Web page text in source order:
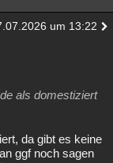
um 13:22
als domestiziert
da gibt es keine
ggf noch sagen